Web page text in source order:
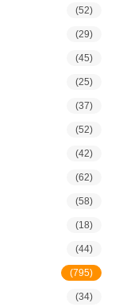
(52)
(29)
(45)
(25)
(37)
(52)
(42)
(62)
(58)
(18)
(44)
(795)
(34)